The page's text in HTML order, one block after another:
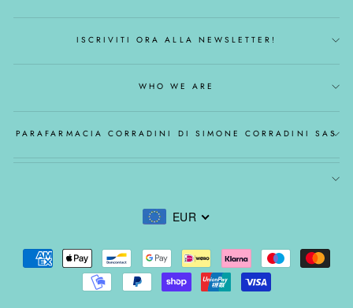
ISCRIVITI ORA ALLA NEWSLETTER!
WHO WE ARE
PARAFARMACIA CORRADINI DI SIMONE CORRADINI SAS
EUR